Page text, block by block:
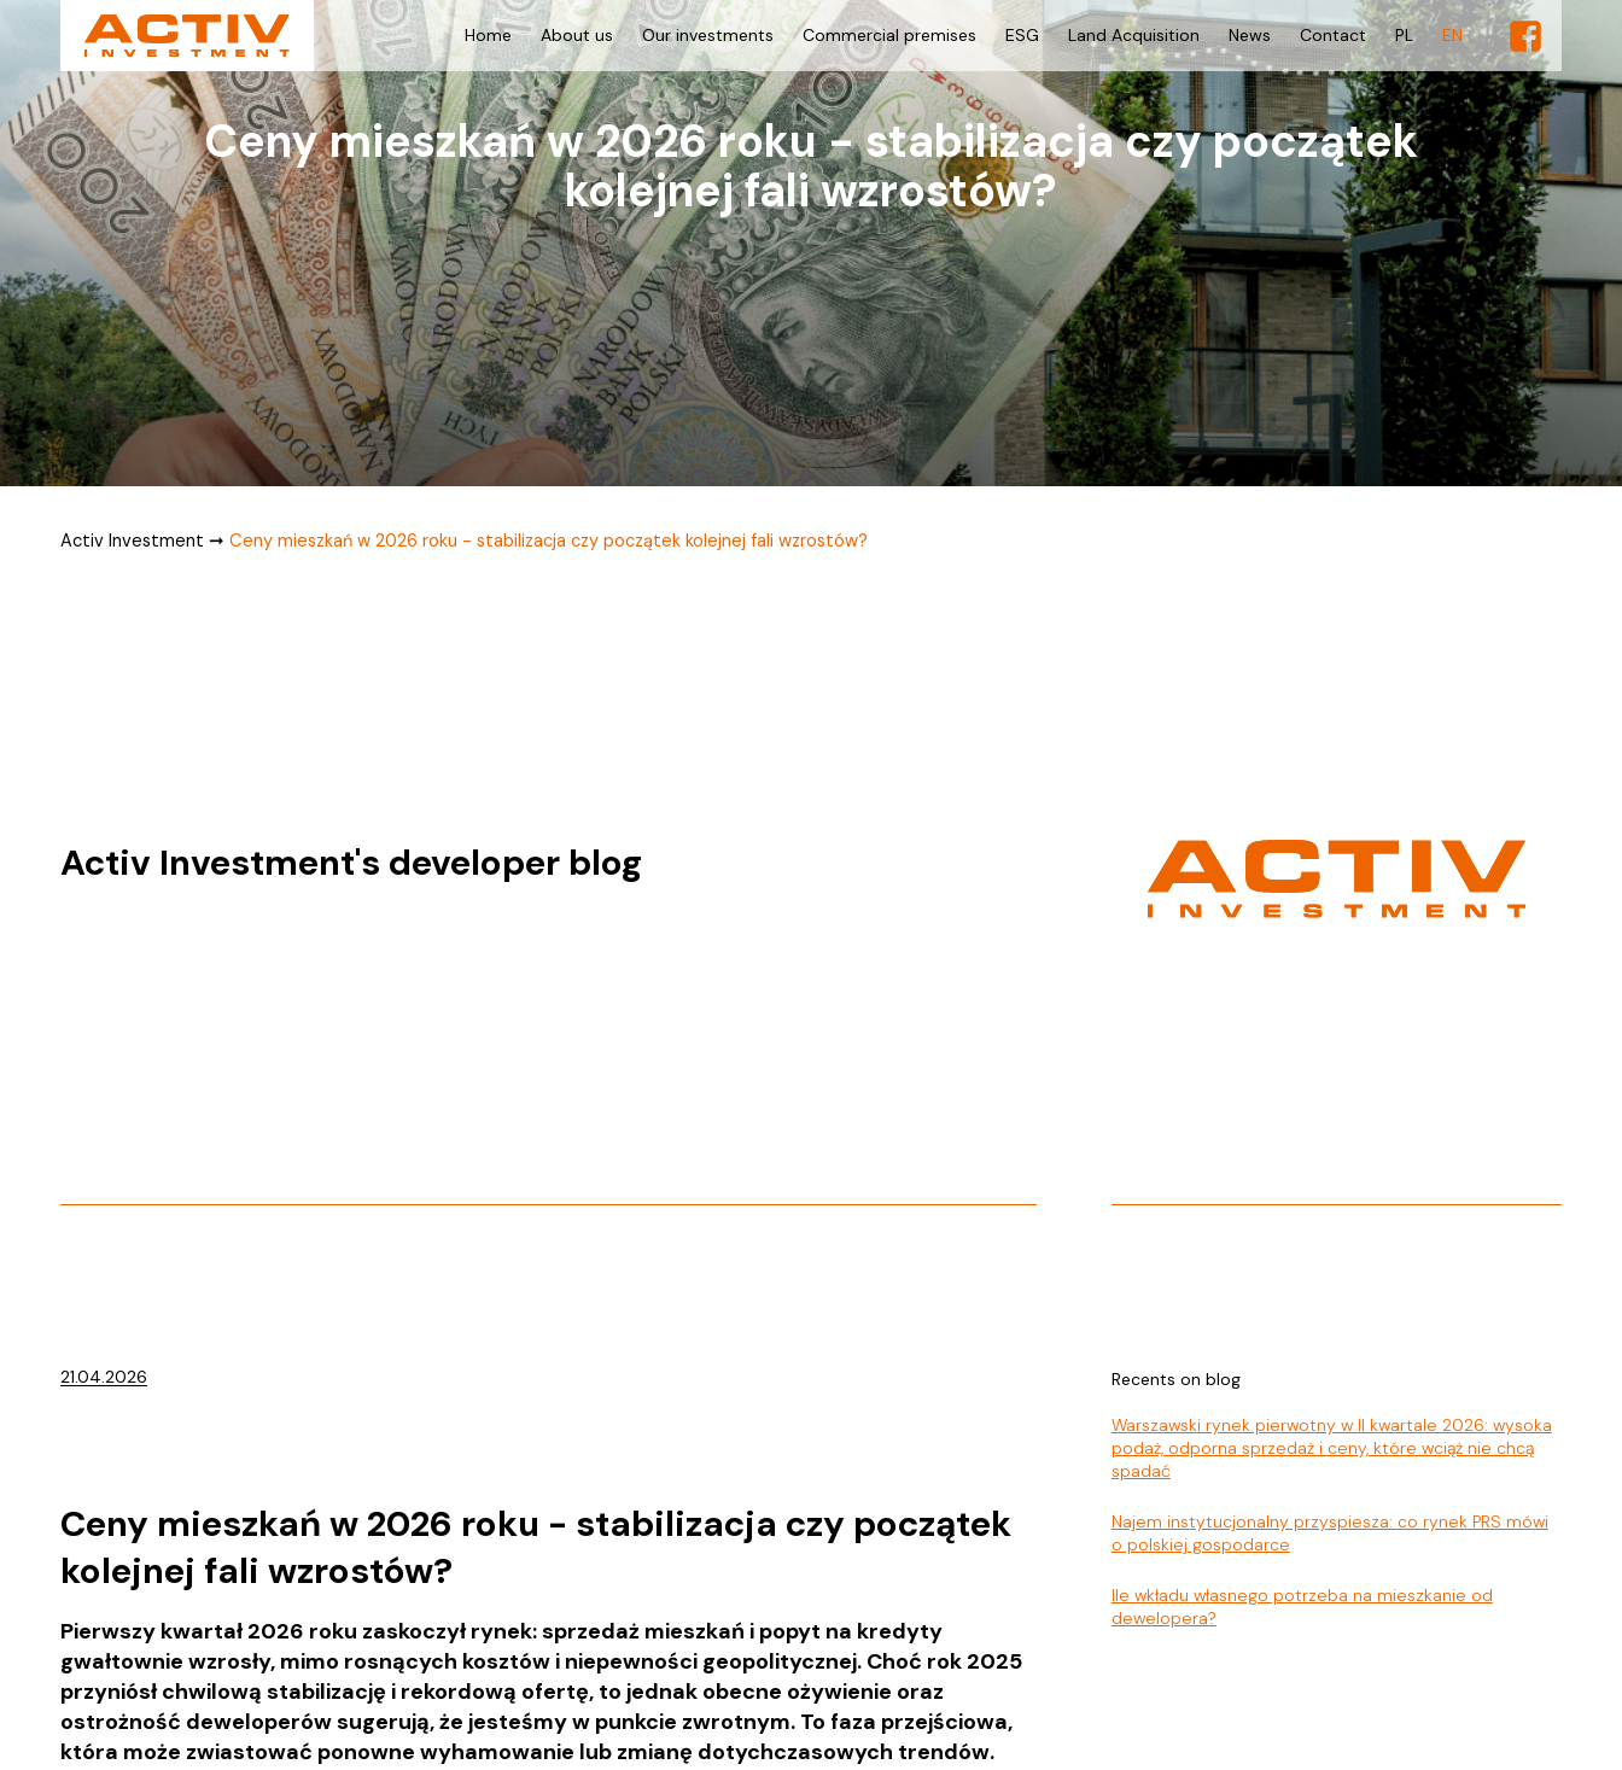
Home About us Our investments Commercial premises ESG Land Acquisition News Contact PL EN
Ceny mieszkań w 2026 roku - stabilizacja czy początek
kolejnej fali wzrostów?
Activ Investment ➞ Ceny mieszkań w 2026 roku - stabilizacja czy początek kolejnej fali wzrostów?
Activ Investment's developer blog
21.04.2026
Ceny mieszkań w 2026 roku - stabilizacja czy początek
kolejnej fali wzrostów?
Pierwszy kwartał 2026 roku zaskoczył rynek: sprzedaż mieszkań i popyt na kredyty
gwałtownie wzrosły, mimo rosnących kosztów i niepewności geopolitycznej. Choć rok 2025
przyniósł chwilową stabilizację i rekordową ofertę, to jednak obecne ożywienie oraz
ostrożność deweloperów sugerują, że jesteśmy w punkcie zwrotnym. To faza przejściowa,
która może zwiastować ponowne wyhamowanie lub zmianę dotychczasowych trendów.
Recents on blog
Warszawski rynek pierwotny w II kwartale 2026: wysoka
podaż, odporna sprzedaż i ceny, które wciąż nie chcą
spadać
Najem instytucjonalny przyspiesza: co rynek PRS mówi
o polskiej gospodarce
Ile wkładu własnego potrzeba na mieszkanie od
dewelopera?